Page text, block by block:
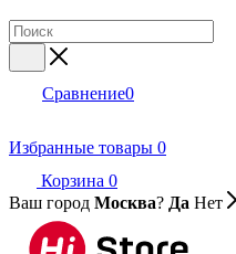
Сравнение0
Избранные товары 0
Корзина 0
Ваш город Москва? Да Нет